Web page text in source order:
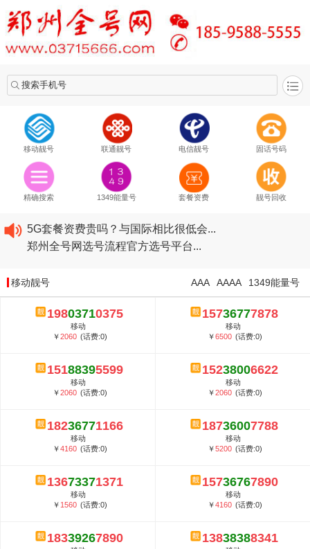
搜索手机号
移动靓号 联通靓号 电信靓号 固话号码
精确搜索 1349能量号 套餐资费 靓号回收
2020​移动最新套餐资费...
2020​联通最新套餐资费...
5G套餐资费贵吗？与国际相比很低会...
郑州全号网选号流程官方选号平台...
2020​联通最新套餐资费...
2020​电信最新套餐资费...
5G套餐资费贵吗？与国际相比很低会...
郑州全号网选号流程官方选号平台...
移动靓号 1349能量号
AAAA
AAA
19803710375
移动
￥2060 (话费:0)
15736777878
移动
￥6500 (话费:0)
15188395599
移动
￥2060 (话费:0)
15238006622
移动
￥2060 (话费:0)
18236771166
移动
￥4160 (话费:0)
18736007788
移动
￥5200 (话费:0)
13673371371
移动
￥ 1560 (话费:0)
15736767890
移动
￥4160 (话费:0)
18339267890 13838388341